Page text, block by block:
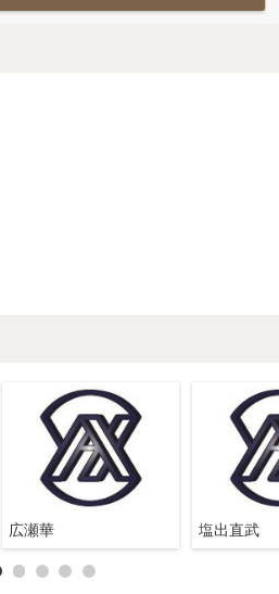
広瀬華 塩出直武